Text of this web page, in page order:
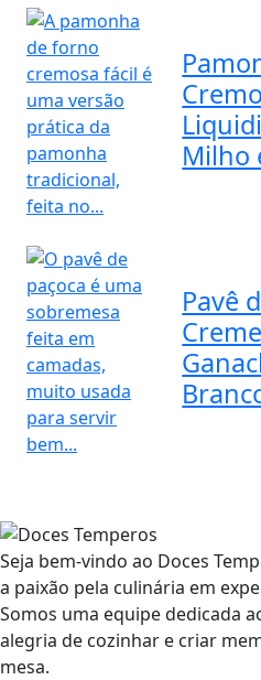
Milho
Pavê
Seja bem-vindo ao Doces
a paixão pela culinária em
Somos uma equipe dedicada
alegria de cozinhar e criar
mesa.